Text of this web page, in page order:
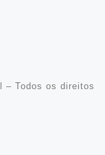
– Todos os direitos